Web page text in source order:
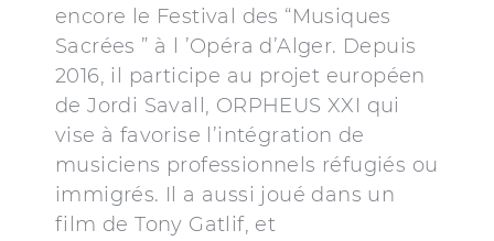
encore le Festival des “Musiques
Sacrées ” à l ’Opéra d’Alger. Depuis
2016, il participe au projet européen
de Jordi Savall, ORPHEUS XXI qui
vise à favorise l’intégration de
musiciens professionnels réfugiés ou
immigrés. Il a aussi joué dans un
film de Tony Gatlif, et